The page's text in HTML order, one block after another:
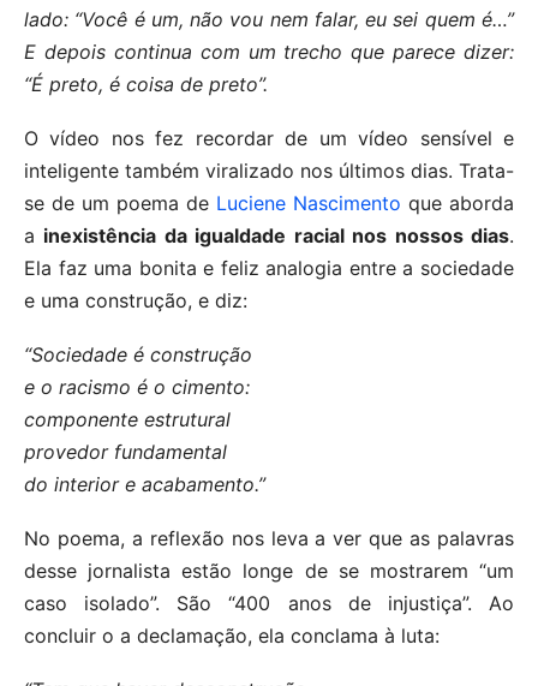
lado: “Você é um, não vou nem falar, eu sei quem é…”
E depois continua com um trecho que parece dizer:
“É preto, é coisa de preto”.
O vídeo nos fez recordar de um vídeo sensível e
inteligente também viralizado nos últimos dias. Trata-
se de um poema de Luciene Nascimento que aborda
a inexistência da igualdade racial nos nossos dias.
Ela faz uma bonita e feliz analogia entre a sociedade
e uma construção, e diz:
“Sociedade é construção
e o racismo é o cimento:
componente estrutural
provedor fundamental
do interior e acabamento.”
No poema, a reflexão nos leva a ver que as palavras
desse jornalista estão longe de se mostrarem “um
caso isolado”. São “400 anos de injustiça”. Ao
concluir o a declamação, ela conclama à luta: